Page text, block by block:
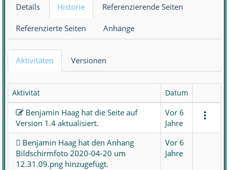
Details Historie Referenzierende Seiten
Referenzierte Seiten Anhänge
Aktivitäten Versionen
Aktivität Datum
Benjamin Haag hat die Seite auf
Version 1.4 aktualisiert.
Vor 6
Jahre
Benjamin Haag hat den Anhang
Bildschirmfoto 2020-04-20 um
12.31.09.png hinzugefügt.
Vor 6
Jahre